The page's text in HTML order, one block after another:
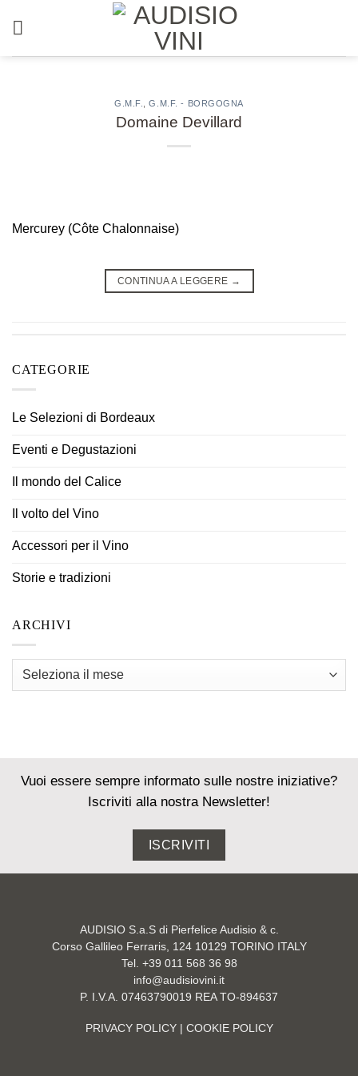
G.M.F. ,G.M.F. - BORGOGNA
Domaine Devillard
Mercurey (Côte Chalonnaise)
CONTINUA A LEGGERE →
CATEGORIE
Le Selezioni di Bordeaux
Eventi e Degustazioni
Il mondo del Calice
Il volto del Vino
Accessori per il Vino
Storie e tradizioni
ARCHIVI
Archivi
Vuoi essere sempre informato sulle nostre iniziative?
Iscriviti alla nostra Newsletter!
ISCRIVITI
AUDISIO S.a.S di Pierfelice Audisio & c.
Corso Gallileo Ferraris, 124 10129 TORINO ITALY
Tel. +39 011 568 36 98
info@audisiovini.it
P. I.V.A. 07463790019 REA TO-894637
PRIVACY POLICY| COOKIE POLICY